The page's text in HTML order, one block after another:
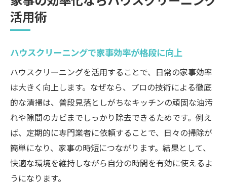
活用術
ハウスクリーニングで家事効率が格段に向上
ハウスクリーニングを活用することで、日常の家事効率
は大きく向上します。なぜなら、プロの技術による徹底
的な清掃は、普段見落としがちなキッチンの頑固な油汚
れや隙間のカビまでしっかり除去できるためです。例え
ば、定期的に専門業者に依頼することで、日々の掃除が
簡単になり、家事の時短につながります。結果として、
快適な環境を維持しながら自分の時間を有効に使えるよ
うになります。